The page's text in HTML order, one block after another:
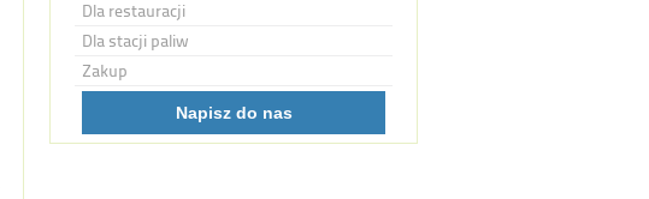
Dla restauracji
Dla stacji paliw
Zakup
Napisz do nas